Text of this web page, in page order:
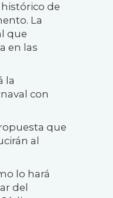
de
La
que
en las
la
con
que
al
lo hará
del